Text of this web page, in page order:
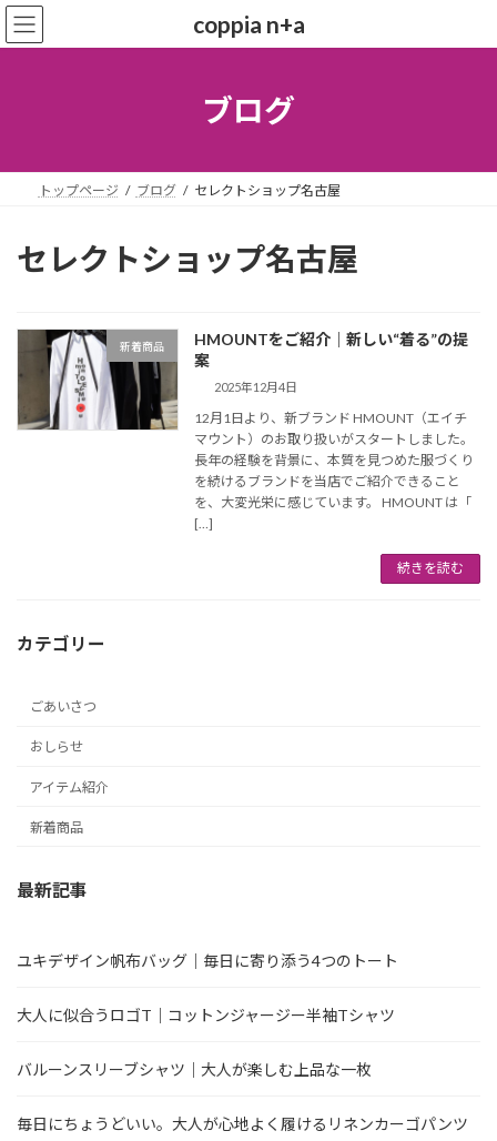
コ
ン
ナ
ビ
coppia n+a
ブログ
トップページ ブログ セレクトショップ名古屋
セレクトショップ名古屋
新着商品
HMOUNTをご紹介｜新しい“着る”の提
案
2025年12月4日
12月1日より、新ブランド HMOUNT（エイチ
マウント）のお取り扱いがスタートしました。
長年の経験を背景に、本質を見つめた服づくり
を続けるブランドを当店でご紹介できること
を、大変光栄に感じています。 HMOUNT は「
[…]
続きを読む
カテゴリー
ごあいさつ
おしらせ
アイテム紹介
新着商品
最新記事
ユキデザイン帆布バッグ｜毎日に寄り添う4つのトート
大人に似合うロゴT｜コットンジャージー半袖Tシャツ
バルーンスリーブシャツ｜大人が楽しむ上品な一枚
毎日にちょうどいい。大人が心地よく履けるリネンカーゴパンツ